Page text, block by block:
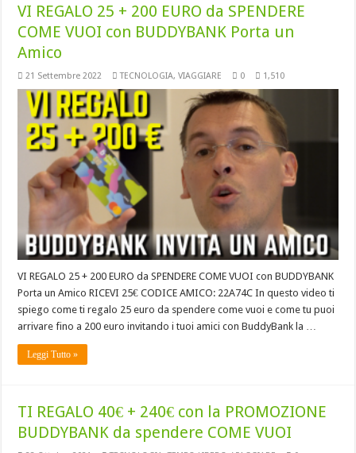
VI REGALO 25 + 200 EURO da SPENDERE
COME VUOI con BUDDYBANK Porta un
Amico
21 Settembre 2022 TECNOLOGIA,VIAGGIARE 0 1,510
VI REGALO 25 + 200 EURO da SPENDERE COME VUOI con BUDDYBANK
Porta un Amico RICEVI 25€ CODICE AMICO: 22A74C In questo video ti
spiego come ti regalo 25 euro da spendere come vuoi e come tu puoi
arrivare fino a 200 euro invitando i tuoi amici con BuddyBank la …
Leggi Tutto »
TI REGALO 40€ + 240€ con la PROMOZIONE
BUDDYBANK da spendere COME VUOI